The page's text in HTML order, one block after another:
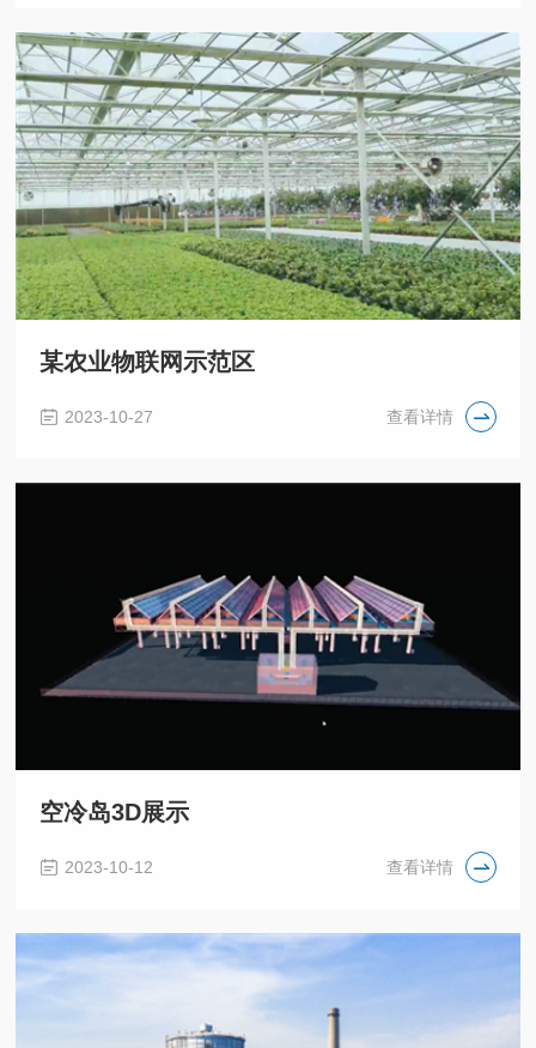
某农业物联网示范区
2023-10-27 查看详情
空冷岛3D展示
2023-10-12 查看详情